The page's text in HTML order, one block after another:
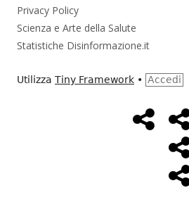
Privacy Policy
Scienza e Arte della Salute
Statistiche Disinformazione.it
Utilizza Tiny Framework • Accedi
MenùHome
Page